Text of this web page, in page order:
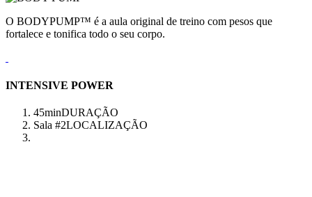
O BODYPUMP™ é a aula original de treino com pesos que
fortalece e tonifica todo o seu corpo.
INTENSIVE POWER
45minDURAÇÃO
Sala #2LOCALIZAÇÃO